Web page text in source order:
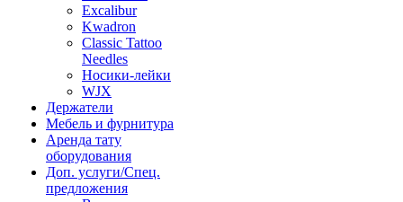
Excalibur
Kwadron
Classic Tattoo
Needles
Носики-лейки
WJX
Держатели
Мебель и фурнитура
Аренда тату
оборудования
Доп. услуги/Спец.
предложения